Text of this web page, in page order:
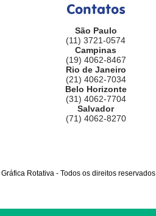
Contatos
São Paulo
(11) 3721-0574
Campinas
(19) 4062-8467
Rio de Janeiro
(21) 4062-7034
Belo Horizonte
(31) 4062-7704
Salvador
(71) 4062-8270
Rotativa - Todos os direitos reservados